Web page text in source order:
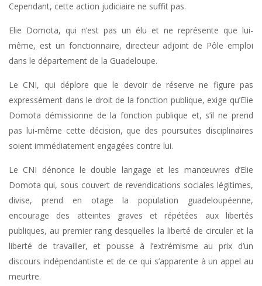
Cependant, cette action judiciaire ne suffit pas.
Elie Domota, qui n’est pas un élu et ne représente que lui-
même, est un fonctionnaire, directeur adjoint de Pôle emploi
dans le département de la Guadeloupe.
Le CNI, qui déplore que le devoir de réserve ne figure pas
expressément dans le droit de la fonction publique, exige qu’Elie
Domota démissionne de la fonction publique et, s’il ne prend
pas lui-même cette décision, que des poursuites disciplinaires
soient immédiatement engagées contre lui.
Le CNI dénonce le double langage et les manœuvres d’Elie
Domota qui, sous couvert de revendications sociales légitimes,
divise, prend en otage la population guadeloupéenne,
encourage des atteintes graves et répétées aux libertés
publiques, au premier rang desquelles la liberté de circuler et la
liberté de travailler, et pousse à l’extrémisme au prix d’un
discours indépendantiste et de ce qui s’apparente à un appel au
meurtre.